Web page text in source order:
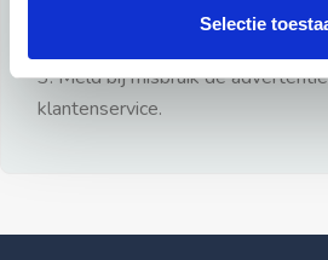
Selectie
3: Meld bij misbruik de
klantenservice.